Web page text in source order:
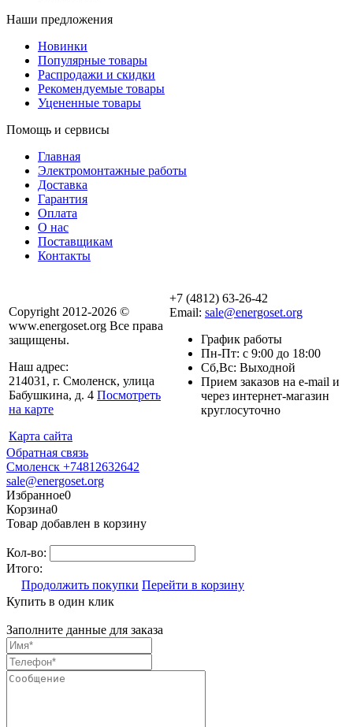
Наши предложения
Новинки
Популярные товары
Распродажи и скидки
Рекомендуемые товары
Уцененные товары
Помощь и сервисы
Главная
Электромонтажные работы
Доставка
Гарантия
Оплата
О нас
Поставщикам
Контакты
Copyright 2012-2026 ©
www.energoset.org Все права
защищены.
Наш адрес:
214031, г. Смоленск, улица
Бабушкина, д. 4⁠ Посмотреть
на карте
Карта сайта
+7 (4812) 63-26-42
Email: sale@energoset.org
График работы
Пн-Пт: с 9:00 до 18:00
Сб,Вс: Выходной
Прием заказов на e-mail и
через интернет-магазин
круглосуточно
Обратная связь
Смоленск +74812632642
sale@energoset.org
Избранное0
Корзина0
Товар добавлен в корзину
Кол-во:
Итого:
Продолжить покупки Перейти в корзину
Купить в один клик
Заполните данные для заказа